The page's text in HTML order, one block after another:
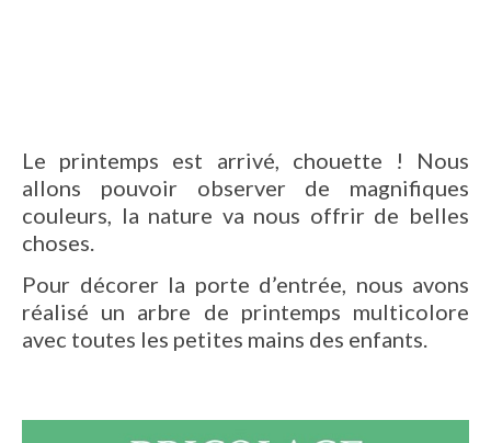
Le printemps est arrivé, chouette ! Nous
allons pouvoir observer de magnifiques
couleurs, la nature va nous offrir de belles
choses.
Pour décorer la porte d’entrée, nous avons
réalisé un arbre de printemps multicolore
avec toutes les petites mains des enfants.